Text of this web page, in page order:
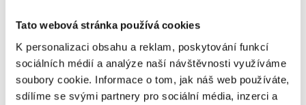
Tato webová stránka používá cookies
K personalizaci obsahu a reklam, poskytování funkcí
sociálních médií a analýze naší návštěvnosti využíváme
soubory cookie. Informace o tom, jak náš web používáte,
sdílíme se svými partnery pro sociální média, inzerci a